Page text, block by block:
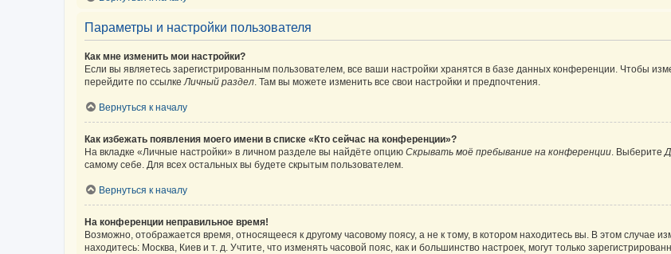
Параметры и настройки пользователя
Как мне изменить мои настройки?
Если вы являетесь зарегистрированным пользователем, все ваши настройки хранятся в базе данных конференции. Чтобы
перейдите по ссылкеЛичный раздел. Там вы можете изменить все свои настройки и предпочтения.
Вернуться к началу
Как избежать появления моего имени в списке «Кто сейчас на конференции»?
На вкладке «Личные настройки» в личном разделе вы найдёте опцию Скрывать моё пребывание на конференции. Выберите
самому себе. Для всех остальных вы будете скрытым пользователем.
Вернуться к началу
На конференции неправильное время!
Возможно, отображается время, относящееся к другому часовому поясу, а не к тому, в котором находитесь вы. В этом случае
находитесь: Москва, Киев и т. д. Учтите, что изменять часовой пояс, как и большинство настроек, могут только